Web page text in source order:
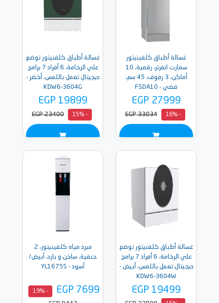
غسالة أطباق كلفينيتور
سمارت انفرتر، رقمية، 10
أماكن، 3 رفوف، 45 سم،
فضي - FSDA10
EGP 27999
- 16%
EGP 33034
غسالة أطباق كلفنيتور توضع
علي الرخامة، 6 أفراد 7 برامج
ديجيتال تعمل باللمس، أخضر -
KDW6-3604G
EGP 19899
- 15%
EGP 23400
غسالة أطباق كلفنيتور توضع
علي الرخامة، 6 أفراد 7 برامج
ديجيتال تعمل باللمس، أبيض -
KDW6-3604W
EGP 19499
مبرد مياه كلفينيتور، 2
حنفية، ساخن و بارد، أبيض/
أسود - YL1675S
EGP 7699
- 19%